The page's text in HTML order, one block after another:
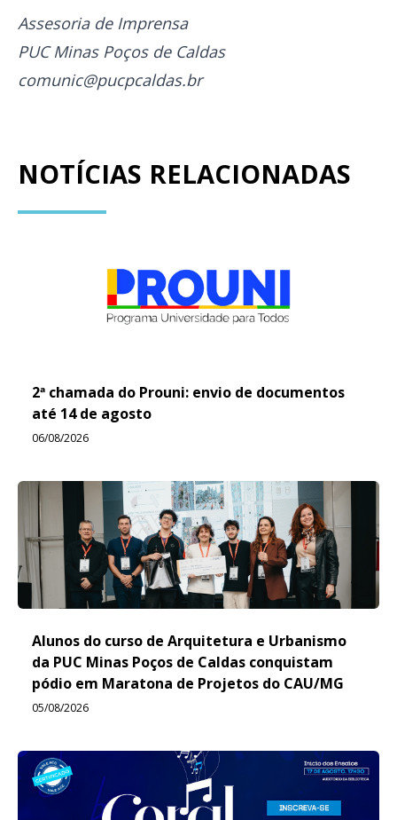
Assesoria de Imprensa
PUC Minas Poços de Caldas
comunic@pucpcaldas.br
NOTÍCIAS RELACIONADAS
2ª chamada do Prouni: envio de documentos
até 14 de agosto
06/08/2026
Alunos do curso de Arquitetura e Urbanismo
da PUC Minas Poços de Caldas conquistam
pódio em Maratona de Projetos do CAU/MG
05/08/2026